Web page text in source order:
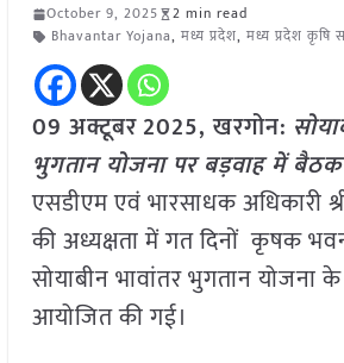
October 9, 2025
2 min read
Bhavantar Yojana, मध्य प्रदेश, मध्य प्रदेश कृषि
09 अक्टूबर2025,खरगोन:
भुगतान योजना पर बड़वाह में
एसडीएम एवं भारसाधक अधिकारी
की अध्यक्षता में गत दिनों कृषक
सोयाबीन भावांतर भुगतान
आयोजित की गई।